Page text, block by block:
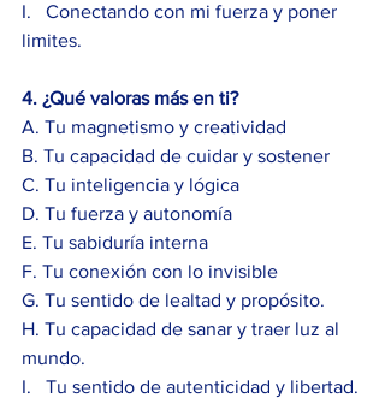
I.   Conectando con mi fuerza y poner
limites.
4. ¿Qué valoras más en ti?
A. Tu magnetismo y creatividad
B. Tu capacidad de cuidar y sostener
C. Tu inteligencia y lógica
D. Tu fuerza y autonomía
E. Tu sabiduría interna
F. Tu conexión con lo invisible
G. Tu sentido de lealtad y propósito.
H. Tu capacidad de sanar y traer luz al
mundo.
I.   Tu sentido de autenticidad y libertad.